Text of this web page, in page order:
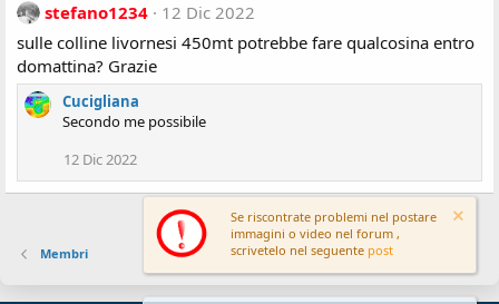
stefano1234
12 Dic 2022
sulle colline livornesi 450mt potrebbe fare qualcosina entro
domattina? Grazie
Cucigliana
Secondo me possibile
12 Dic 2022
Membri
Se riscontrate problemi nel postare
immagini o video nel forum ,
scrivetelo nel seguente post